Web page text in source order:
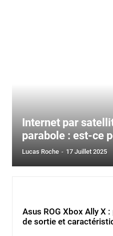
Internet par
parabole : est-ce
Lucas Roche - 17 Juillet 2025
Asus ROG Xbox Ally X
de sortie et